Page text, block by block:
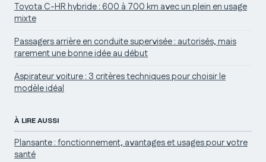
Toyota C-HR hybride : 600 à 700 km avec un plein en usage
mixte
Passagers arrière en conduite supervisée : autorisés, mais
rarement une bonne idée au début
Aspirateur voiture : 3 critères techniques pour choisir le
modèle idéal
À LIRE AUSSI
Plansante : fonctionnement, avantages et usages pour votre
santé